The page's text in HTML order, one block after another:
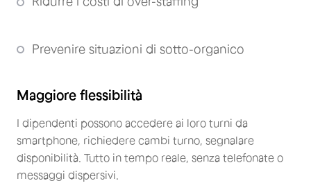
Prevenire situazioni di sotto-organico
Maggiore flessibilità
I dipendenti possono accedere ai loro turni da
smartphone, richiedere cambi turno, segnalare
disponibilità. Tutto in tempo reale, senza telefonate o
messaggi dispersivi.